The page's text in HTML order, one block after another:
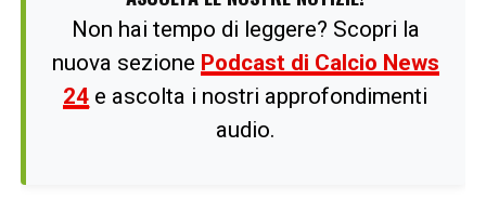
Non hai tempo di leggere? Scopri la
nuova sezione Podcast di Calcio News
24 e ascolta i nostri approfondimenti
audio.